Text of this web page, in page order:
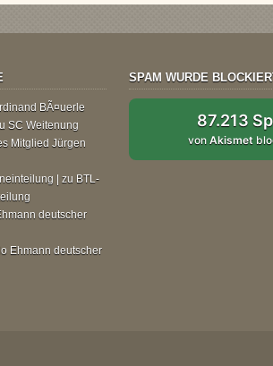
BÃ¤uerle
SC Weitenung
Mitglied Jürgen
| zu BTL-
deutscher
Ehmann deutscher
SPAM WURDE
87.213
vonAkismet